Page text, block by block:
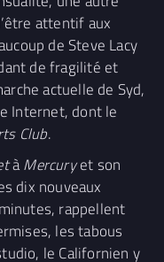
attentif aux
de Steve Lacy
de fragilité et
actuelle de Syd,
Internet, dont le
Club.
àMercuryet son
dix nouveaux
rappellent
les tabous
le Californien y